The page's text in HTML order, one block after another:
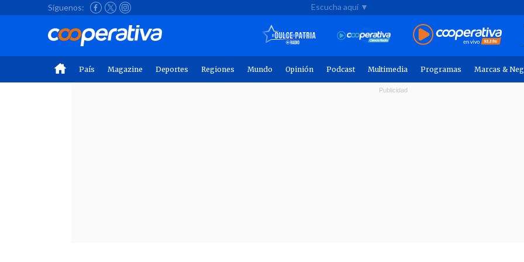
Síguenos: Escucha aquí ▼
País Magazine Deportes Regiones Mundo Opinión Podcast Multimedia Programas Marcas &